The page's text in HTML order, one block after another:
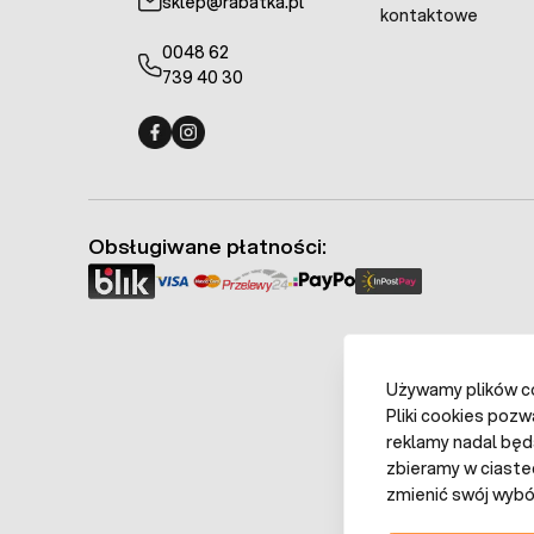
0048 62
739 40 30
kontaktowe
Obsługiwane płatności:
Używamy plików
Pliki cookies
reklamy nadal
zbieramy w
zmienić swój